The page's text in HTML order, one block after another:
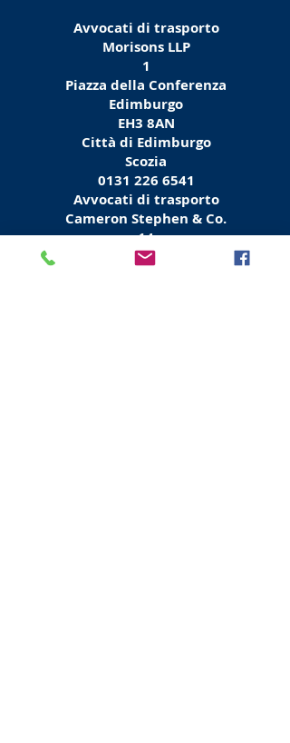
Avvocati di trasporto
Morisons LLP
1
Piazza della Conferenza
Edimburgo
EH3 8AN
Città di Edimburgo
Scozia
0131 226 6541
Avvocati di trasporto
Cameron Stephen & Co.
14
Via della Costituzione